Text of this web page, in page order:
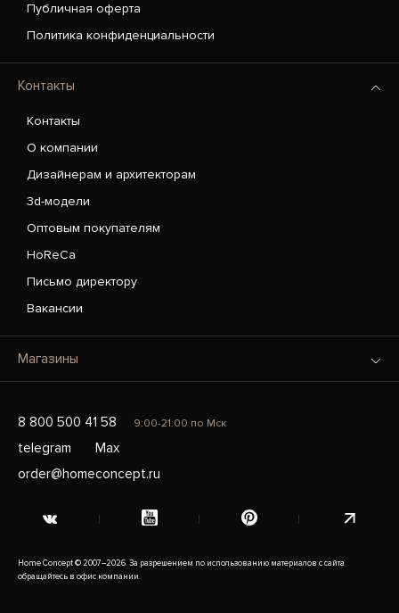
Публичная оферта
Политика конфиденциальности
Контакты
Контакты
О компании
Дизайнерам и архитекторам
3d-модели
Оптовым покупателям
HoReCa
Письмо директору
Вакансии
Магазины
8 800 500 41 58 9:00-21:00 по Мск
telegram
Max
order@homeconcept.ru
Home Concept © 2007–2026. За разрешением по использованию материалов с сайта
обращайтесь в офис компании.